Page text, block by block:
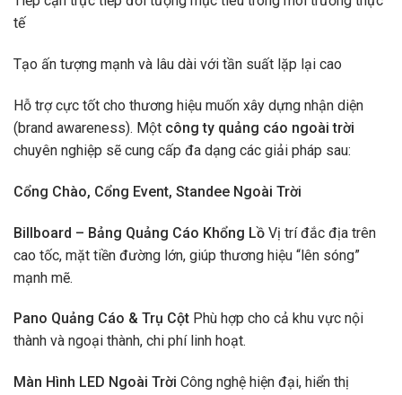
tế
Tạo ấn tượng mạnh và lâu dài với tần suất lặp lại cao
Hỗ trợ cực tốt cho thương hiệu muốn xây dựng nhận diện
(brand awareness). Một công ty quảng cáo ngoài trời
chuyên nghiệp sẽ cung cấp đa dạng các giải pháp sau:
Cổng Chào, Cổng Event, Standee Ngoài Trời
Billboard – Bảng Quảng Cáo Khổng Lồ Vị trí đắc địa trên
cao tốc, mặt tiền đường lớn, giúp thương hiệu “lên sóng”
mạnh mẽ.
Pano Quảng Cáo & Trụ Cột Phù hợp cho cả khu vực nội
thành và ngoại thành, chi phí linh hoạt.
Màn Hình LED Ngoài Trời Công nghệ hiện đại, hiển thị